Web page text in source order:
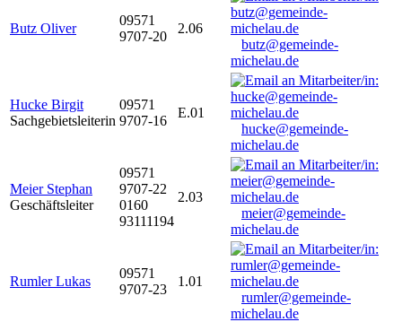
Butz Oliver
09571
9707-20
2.06
butz@gemeinde-
michelau.de
Hucke Birgit
Sachgebietsleiterin
09571
9707-16
E.01
hucke@gemeinde-
michelau.de
Meier Stephan
Geschäftsleiter
09571
9707-22
0160
93111194
2.03
meier@gemeinde-
michelau.de
Rumler Lukas
09571
9707-23
1.01
rumler@gemeinde-
michelau.de